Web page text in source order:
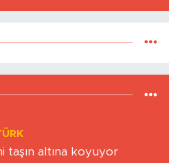
taşın altına koyuyor